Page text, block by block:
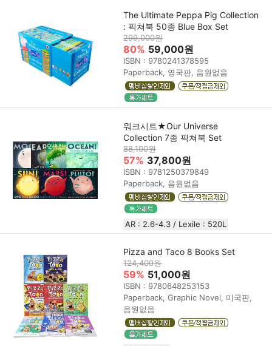
The Ultimate Peppa Pig Collection
: 픽쳐북 50종 Blue Box Set
299,000원
80% 59,000원
ISBN : 9780241378595
Paperback, 영국판, 음원없음
워크시트★Our Universe
Collection 7종 픽쳐북 Set
88,100원
57% 37,800원
ISBN : 9781250379849
Paperback, 음원없음
AR : 2.6-4.3 / Lexile : 520L
Pizza and Taco 8 Books Set
124,400원
59% 51,000원
ISBN : 9780648253153
Paperback, Graphic Novel, 미국판,
음원없음